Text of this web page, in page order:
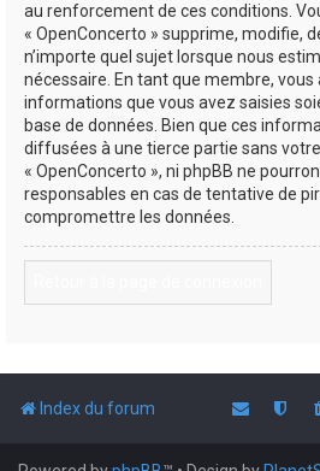
au renforcement de ces conditions.
« OpenConcerto » supprime, modifie,
n’importe quel sujet lorsque nous
nécessaire. En tant que membre,
informations que vous avez saisies
base de données. Bien que ces
diffusées à une tierce partie sans
« OpenConcerto », ni phpBB ne
responsables en cas de tentative de
compromettre les données.
Index du forum